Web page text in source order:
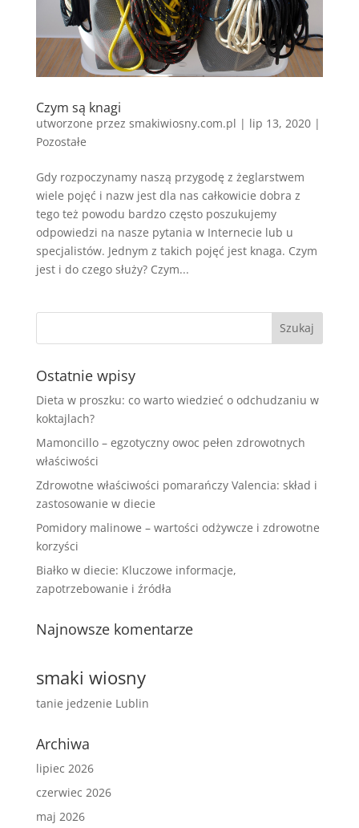
Czym są knagi
utworzone przez smakiwiosny.com.pl | lip 13, 2020|
Pozostałe
Gdy rozpoczynamy naszą przygodę z żeglarstwem
wiele pojęć i nazw jest dla nas całkowicie dobra z
tego też powodu bardzo często poszukujemy
odpowiedzi na nasze pytania w Internecie lub u
specjalistów. Jednym z takich pojęć jest knaga. Czym
jest i do czego służy? Czym...
Ostatnie wpisy
Dieta w proszku: co warto wiedzieć o odchudzaniu w
koktajlach?
Mamoncillo – egzotyczny owoc pełen zdrowotnych
właściwości
Zdrowotne właściwości pomarańczy Valencia: skład i
zastosowanie w diecie
Pomidory malinowe – wartości odżywcze i zdrowotne
korzyści
Białko w diecie: Kluczowe informacje,
zapotrzebowanie i źródła
Najnowsze komentarze
smaki wiosny
tanie jedzenie Lublin
Archiwa
lipiec 2026
czerwiec 2026
maj 2026